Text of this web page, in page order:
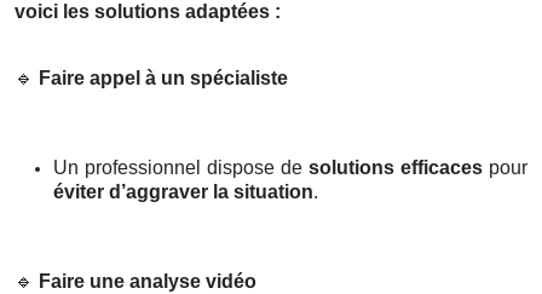
voici les solutions adaptées :
🔹 Faire appel à un spécialiste
Un professionnel dispose de solutions efficaces pour
éviter d’aggraver la situation.
🔹 Faire une analyse vidéo